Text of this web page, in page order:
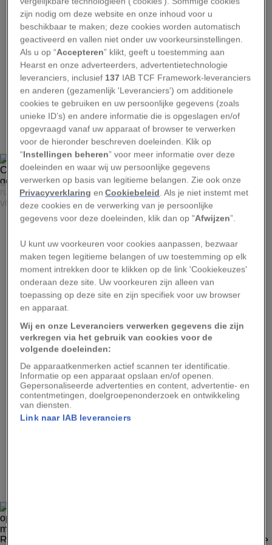
foto, die zes dagen eerder was genomen.
Tombaugh merkte dat het lichtstipje verschoof.
2
FOTO: DR. R. ALBRECHT, ESA/ESO SPACE TELESCOPE EUROPEAN
COORDINATING FACILITY; NASA
zijn maan Charon (rechts) dat de wereld ooit
gezien had. Het beeld, genomen door de vage
objecten camera van de Hubble
ruimtetelescoop, laat beide objecten duidelijk
zien, maar niet veel meer.
Advertentie - Lees hieronder verder
zijn nodig om deze website en onze inhoud voor u
beschikbaar te maken; deze cookies worden automatisch
geactiveerd en vallen niet onder uw voorkeursinstellingen.
Als u op “Accepteren” klikt, geeft u toestemming aan
Hearst en onze adverteerders, advertentietechnologie
leveranciers, inclusief 137 IAB TCF Framework-leveranciers
en anderen (gezamenlijk 'Leveranciers') om additionele
cookies te gebruiken en uw persoonlijke gegevens (zoals
unieke ID’s) en andere informatie die is opgeslagen en/of
opgevraagd vanaf uw apparaat of browser te verwerken
voor de hieronder beschreven doeleinden. Klik op
“Instellingen beheren” voor meer informatie over deze
doeleinden en waar wij uw persoonlijke gegevens
verwerken op basis van legitieme belangen. Zie ook onze
Privacyverklaring enCookiebeleid. Als je niet instemt met
deze cookies en de verwerking van je persoonlijke
gegevens voor deze doeleinden, klik dan op "Afwijzen”.
U kunt uw voorkeuren voor cookies aanpassen, bezwaar
maken tegen legitieme belangen of uw toestemming op elk
moment intrekken door te klikken op de link 'Cookiekeuzes'
onderaan deze site. Uw voorkeuren zijn alleen van
toepassing op deze site en zijn specifiek voor uw browser
en apparaat.
Wij en onze Leveranciers verwerken gegevens die zijn
verkregen via het gebruik van cookies voor de
volgende doeleinden:
De apparaatkenmerken actief scannen ter identificatie.
Informatie op een apparaat opslaan en/of openen.
Gepersonaliseerde advertenties en content, advertentie- en
contentmetingen, doelgroepenonderzoek en ontwikkeling
van diensten.
Link naar IAB leveranciers